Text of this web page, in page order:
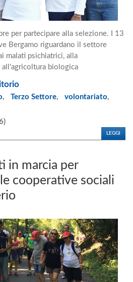
per partecipare alla selezione. I 13
Bergamo riguardano il settore
malati psichiatrici, alla
all'agricoltura biologica
, Terzo Settore, volontariato,
LEGGI
in marcia per
cooperative sociali